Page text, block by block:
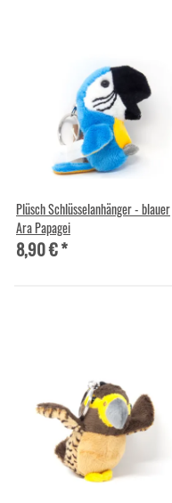
Plüsch Schlüsselanhänger - blauer
Ara Papagei
8,90 €*